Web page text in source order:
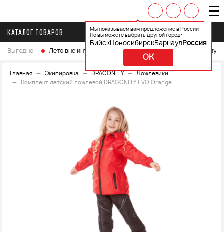
Мы показываем вам предложение в России
Но вы можете выбрать другой город:
БийскНовосибирскБарнаул Россия
OK
КАТАЛОГ ТОВАРОВ
Выгодно: Лето вне интренета Выберите свой мотоцикл и
Главная Экипировка DRAGONFLY
Дождевики
Комплект детский дождевой DRAGONFLY EVO Orange